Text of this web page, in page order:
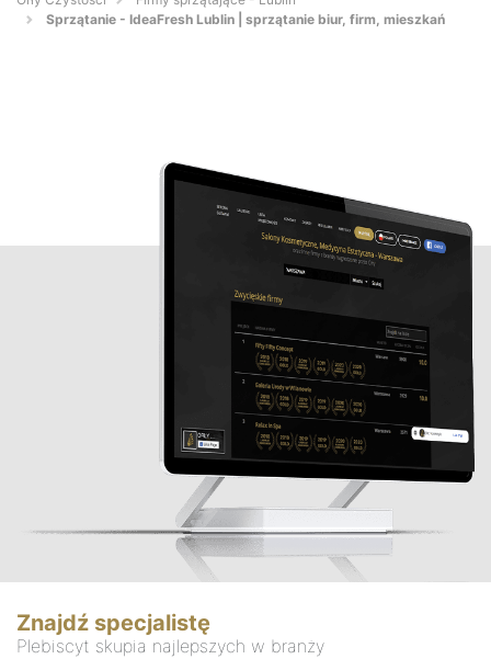
Sprzątanie - IdeaFresh Lublin | sprzątanie biur, firm, mieszkań
Znajdź specjalistę
Plebiscyt skupia najlepszych w branży